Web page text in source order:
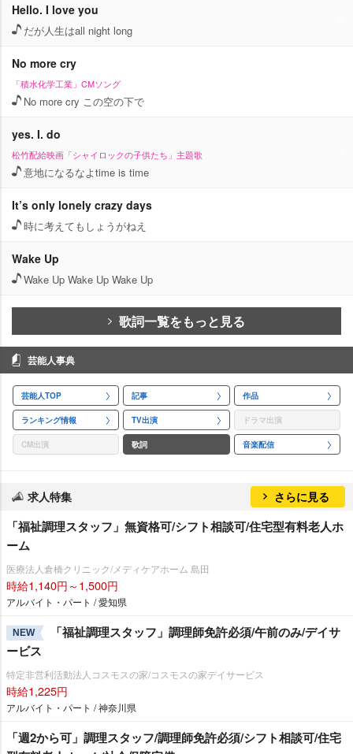
Hello. I love you
だが人生はall night long
No more cry
「積水化学工業」CMソング
No more cry この空の下で
yes. I. do
松竹配給映画「シャイロックの子供たち」主題歌
意地になるなよtime is time
It’s only lonely crazy days
時に考えてもしょうがねえ
Wake Up
Wake Up Wake Up Wake Up
歌詞一覧をもっと見る
芸能人事典
芸能人TOP 記事 作品
ランキング情報 TV出演 ドラマ出演
CM出演 歌詞 音楽配信
求人特集 さらに見る
「福祉調理スタッフ」無資格可/シフト相談可/住宅型有料老人ホ
ーム
医療法人倉橋クリニック/メディケアホーム 島田
時給1,140円～1,500円
アルバイト・パート / 愛知県
NEW
「福祉調理スタッフ」調理師免許必須/午前のみ/デイサ
ービス
特定非営利活動法人コスモスの家/コスモスの家デイサービス
時給1,225円
アルバイト・パート / 神奈川県
「週2から可」調理スタッフ/調理師免許必須/シフト相談可/住宅